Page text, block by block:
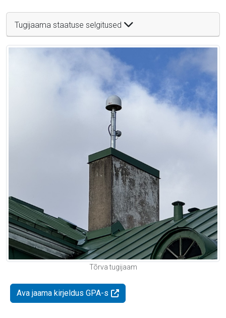
Tugijaama staatuse selgitused
Tõrva tugijaam
Ava jaama kirjeldus GPA-s